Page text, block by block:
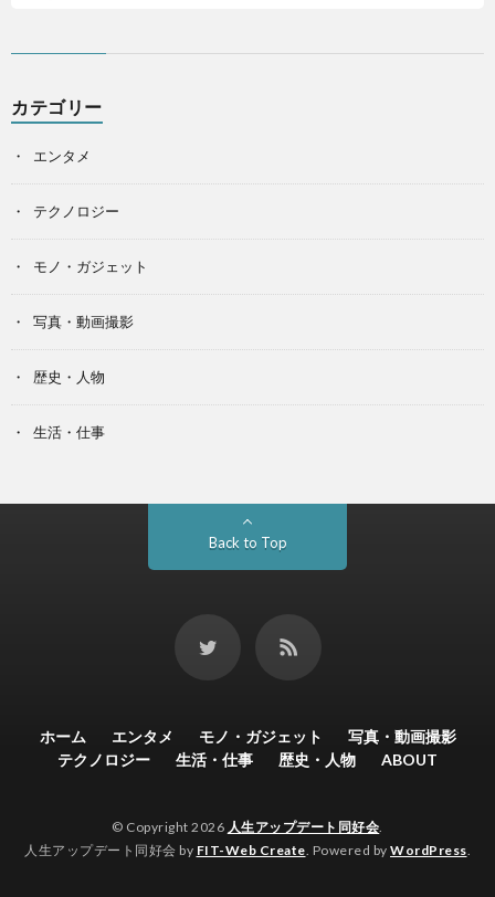
カテゴリー
エンタメ
テクノロジー
モノ・ガジェット
写真・動画撮影
歴史・人物
生活・仕事
Back to Top
ホーム エンタメ モノ・ガジェット
写真・動画撮影
テクノロジー
生活・仕事 歴史・人物 ABOUT
© Copyright 2026 人生アップデート同好会.
人生アップデート同好会 by FIT-Web Create. Powered by WordPress.